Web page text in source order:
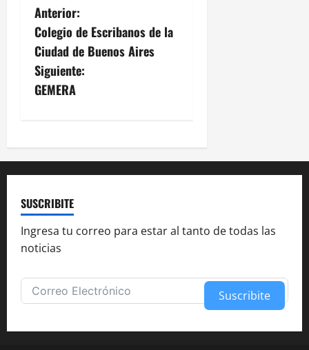
N
a
v
e
a
c
i
ó
n
d
e
Anterior:
Colegio de Escribanos de la
Ciudad de Buenos Aires
Siguiente:
GEMERA
SUSCRIBITE
Ingresa tu correo para estar al tanto de todas las
noticias
Suscribite